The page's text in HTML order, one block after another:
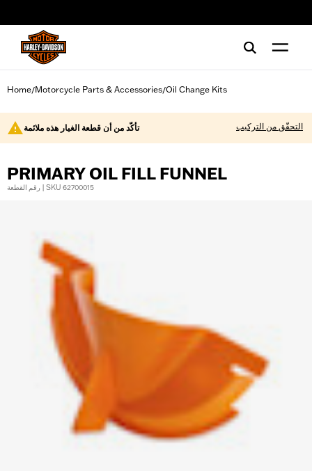
Home/Motorcycle Parts & Accessories/Oil Change Kits
تأكّد من أن قطعة الغيار هذه ملائمة التحقّق من التركيب
PRIMARY OIL FILL FUNNEL
رقم القطعة | SKU 62700015